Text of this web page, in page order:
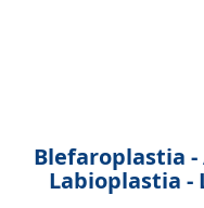
Blefaroplastia
Labioplastia -